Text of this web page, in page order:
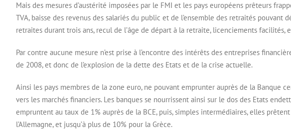
Mais des mesures d’austérité imposées par le FMI et les pays européens prêteurs
TVA, baisse des revenus des salariés du public et de l’ensemble des retraités pouvant
retraites durant trois ans, recul de l’âge de départ à la retraite, licenciements facilités,
Par contre aucune mesure n’est prise à l’encontre des intérêts des entreprises
de 2008, et donc de l’explosion de la dette des Etats et de la crise actuelle.
Ainsi les pays membres de la zone euro, ne pouvant emprunter auprès de la Banque
vers les marchés financiers. Les banques se nourrissent ainsi sur le dos des Etats
empruntent au taux de 1% auprès de la BCE, puis, simples intermédiaires, elles
l’Allemagne, et jusqu’à plus de 10% pour la Grèce.